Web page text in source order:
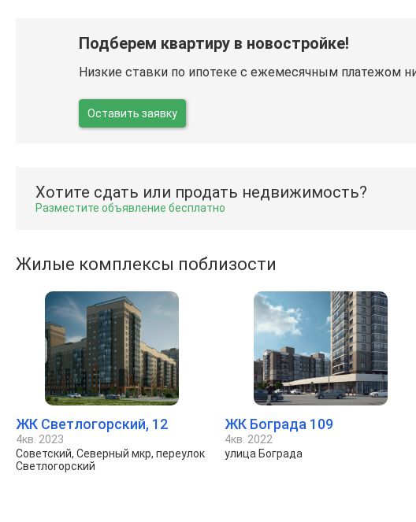
Подберем квартиру в новостройке!
Низкие ставки по ипотеке с ежемесячным платежом
Оставить заявку
Хотите сдать или продать недвижимость?
Разместите объявление бесплатно
Жилые комплексы поблизости
ЖК Светлогорский, 12
4кв. 2023
Советский, Северный мкр, переулок
Светлогорский
ЖК Бограда 109
4кв. 2022
улица Бограда